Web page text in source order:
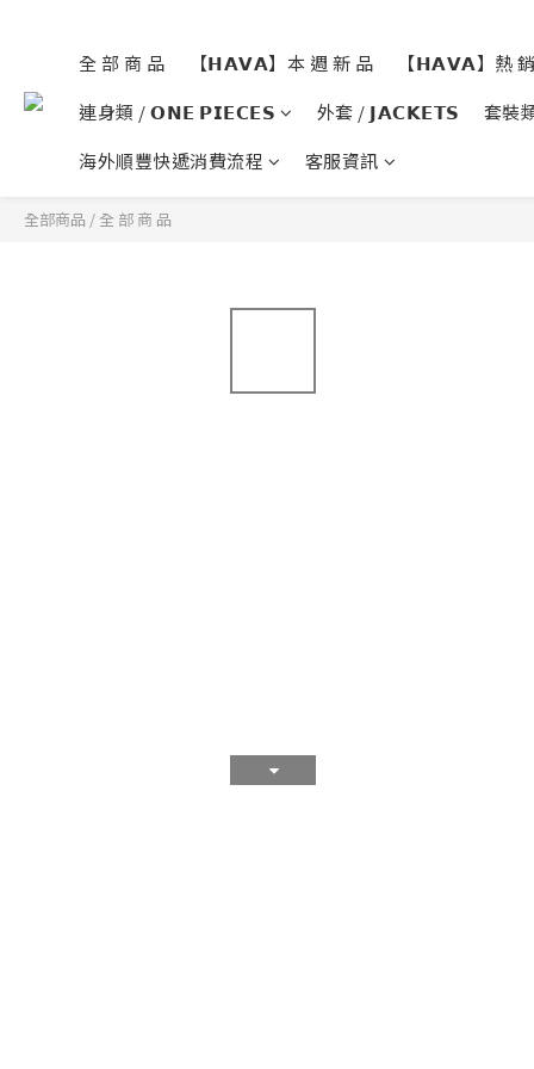
全 部 商 品 【𝗛𝗔𝗩𝗔】本 週 新 品
【𝗛𝗔𝗩𝗔】熱
連身類 / 𝗢𝗡𝗘 𝗣𝗜𝗘𝗖𝗘𝗦
外套 / 𝗝𝗔𝗖𝗞𝗘𝗧𝗦
套裝
海外順豐快遞消費流程
客服資訊
全部商品 / 全 部 商 品